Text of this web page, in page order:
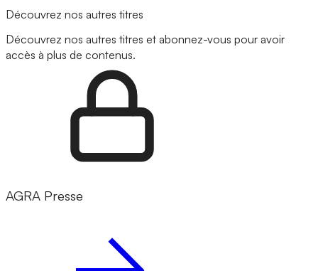
Découvrez nos autres titres
Découvrez nos autres titres et abonnez-vous pour avoir
accès à plus de contenus.
AGRA Presse